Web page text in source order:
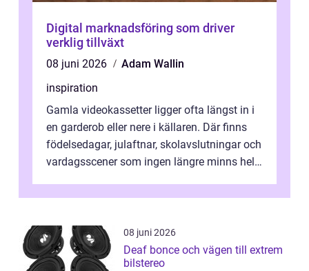
Digital marknadsföring som driver
verklig tillväxt
08 juni 2026
Adam Wallin
inspiration
Gamla videokassetter ligger ofta längst in i
en garderob eller nere i källaren. Där finns
födelsedagar, julaftnar, skolavslutningar och
vardagsscener som ingen längre minns helt.
08 juni 2026
Deaf bonce och vägen till extrem
bilstereo